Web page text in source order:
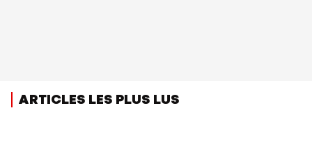
ARTICLES LES PLUS LUS